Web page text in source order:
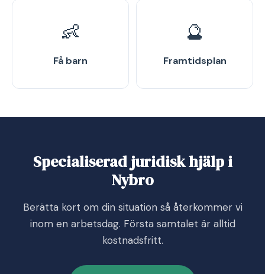
👶
Få barn
🔮
Framtidsplan
Specialiserad juridisk hjälp i
Nybro
Berätta kort om din situation så återkommer vi
inom en arbetsdag. Första samtalet är alltid
kostnadsfritt.